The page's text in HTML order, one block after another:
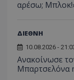
αρέσω;
ΔΙΕΘΝΗ
10.08.2026 -
Ανακοίνωσε
Μπαρτσελόνα